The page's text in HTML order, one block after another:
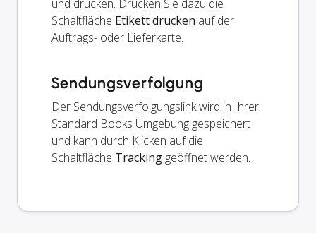
und drucken. Drücken Sie dazu die
Schaltfläche Etikett drucken auf der
Auftrags- oder Lieferkarte.
Sendungsverfolgung
Der Sendungsverfolgungslink wird in Ihrer
Standard Books Umgebung gespeichert
und kann durch Klicken auf die
Schaltfläche Tracking geöffnet werden.